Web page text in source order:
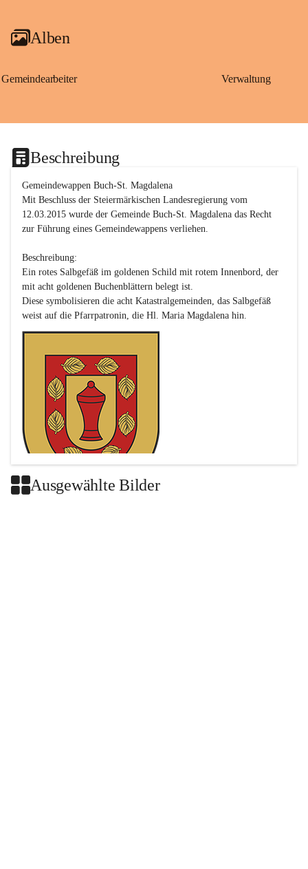
Alben
Gemeindearbeiter Verwaltung
Beschreibung
Gemeindewappen Buch-St. Magdalena
Mit Beschluss der Steiermärkischen Landesregierung vom
12.03.2015 wurde der Gemeinde Buch-St. Magdalena das Recht
zur Führung eines Gemeindewappens verliehen.
Beschreibung:
Ein rotes Salbgefäß im goldenen Schild mit rotem Innenbord, der
mit acht goldenen Buchenblättern belegt ist.
Diese symbolisieren die acht Katastralgemeinden, das Salbgefäß
Ausgewählte Bilder